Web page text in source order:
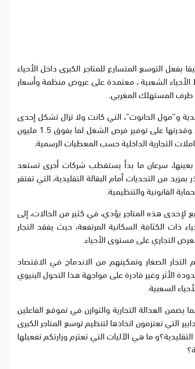
التوسع المتسارع للمتاجر الكبرى داخل الأحياء
الشعبية ، معتمدة على عروض منظمة وأسعار
طرف المستهلك المغربي.
و”مول الحانوت”، التي كانت ولا تزال تشكل إحدى
ركائز الاقتصاد المحلي، من خلال انتشارها الواسع داخل الأحياء وقدرتها على توفير فرص الشغل لما يفوق 1.5 مليون
سرعان ما بدأ يستقطب شركات أخرى تستعد
من التحديات أمام البقالة التقليدية، التي تفتقر
القانونية والتنظيمية.
لإحدى هذه المتاجر يؤدي، في كثير من الحالات، إلى
ذات الكثافة السكانية المرتفعة، حيث يفقد التجار
التجاري على مستوى الأحياء.
الصغار وتمكينهم من الاندماج في الاقتصاد
الأثر وغير قادرة على مواجهة هذا التحول البنيوي
السعبية.
العدالة التجارية والتوازن في تموقع الفاعلين
التي تعتزمون اتخاذها لتنظيم توسع المتاجر الكبرى
ما هي الآليات التي تعتزم وزارتكم تفعيلها